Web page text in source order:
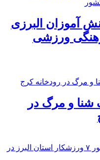
آموزان البرزی
ورزشی
شنا و مرگ در